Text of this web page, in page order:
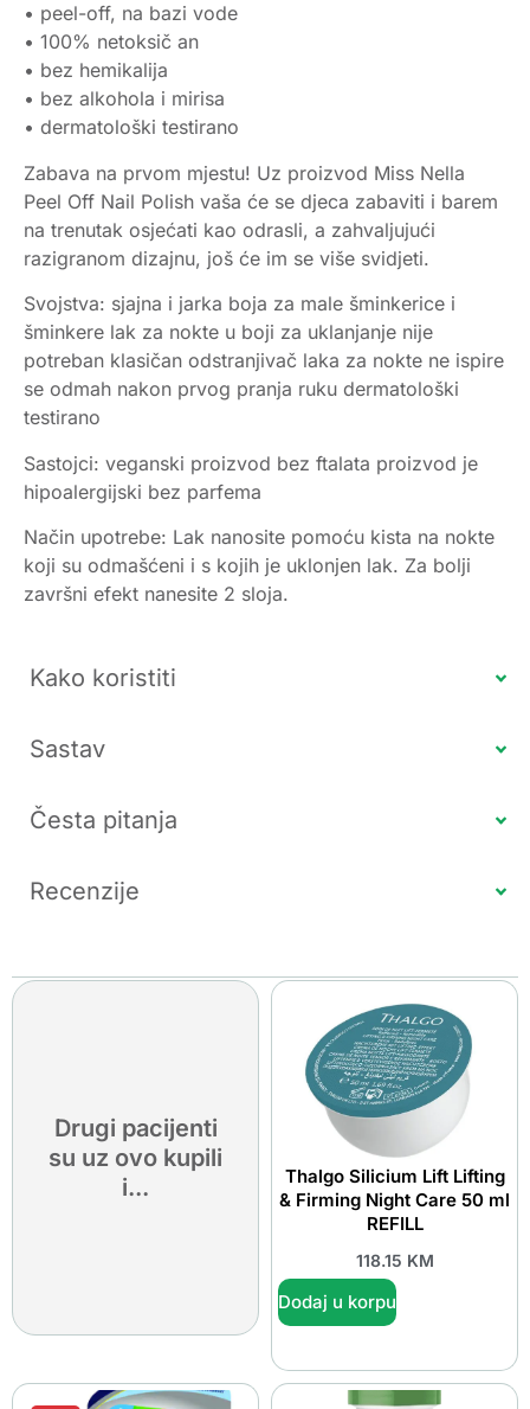
• peel-off, na bazi vode
• 100% netoksič an
• bez hemikalija
• bez alkohola i mirisa
• dermatološki testirano
Zabava na prvom mjestu! Uz proizvod Miss Nella
Peel Off Nail Polish vaša će se djeca zabaviti i barem
na trenutak osjećati kao odrasli, a zahvaljujući
razigranom dizajnu, još će im se više svidjeti.
Svojstva: sjajna i jarka boja za male šminkerice i
šminkere lak za nokte u boji za uklanjanje nije
potreban klasičan odstranjivač laka za nokte ne ispire
se odmah nakon prvog pranja ruku dermatološki
testirano
Sastojci: veganski proizvod bez ftalata proizvod je
hipoalergijski bez parfema
Način upotrebe: Lak nanosite pomoću kista na nokte
koji su odmašćeni i s kojih je uklonjen lak. Za bolji
završni efekt nanesite 2 sloja.
Kako koristiti
Sastav
Česta pitanja
Recenzije
Drugi pacijenti
su uz ovo kupili
i...
Thalgo Silicium Lift Lifting
& Firming Night Care 50 ml
REFILL
118.15 KM
Dodaj u korpu